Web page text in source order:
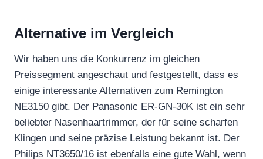
Alternative im Vergleich
Wir haben uns die Konkurrenz im gleichen
Preissegment angeschaut und festgestellt, dass es
einige interessante Alternativen zum Remington
NE3150 gibt. Der Panasonic ER-GN-30K ist ein sehr
beliebter Nasenhaartrimmer, der für seine scharfen
Klingen und seine präzise Leistung bekannt ist. Der
Philips NT3650/16 ist ebenfalls eine gute Wahl, wenn